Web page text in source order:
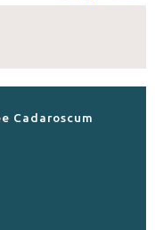
Cadaroscum